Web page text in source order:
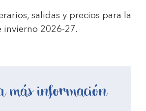
salidas y precios para la
invierno 2026-27.
más información